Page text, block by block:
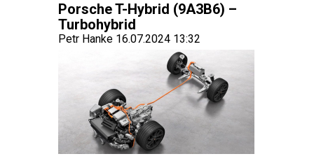
Porsche T-Hybrid (9A3B6) –
Turbohybrid
Petr Hanke 16.07.2024 13:32